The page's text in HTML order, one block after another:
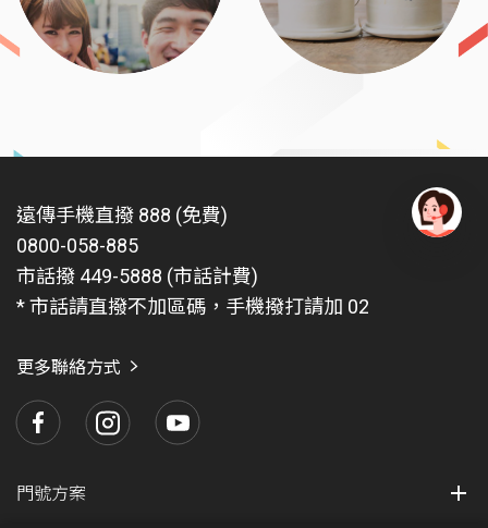
遠傳手機直撥 888 (免費)
0800-058-885
市話撥 449-5888 (市話計費)
* 市話請直撥不加區碼，手機撥打請加 02
更多聯絡方式
門號方案